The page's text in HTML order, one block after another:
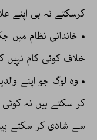
کرسکتے نہ ہی اپنے
• خاندانی نظام میں
خلاف کوئی کام نہیں
• وہ لوگ جو اپنے
کر سکتے ہیں نہ کوئی
سے شادی کر سکتے